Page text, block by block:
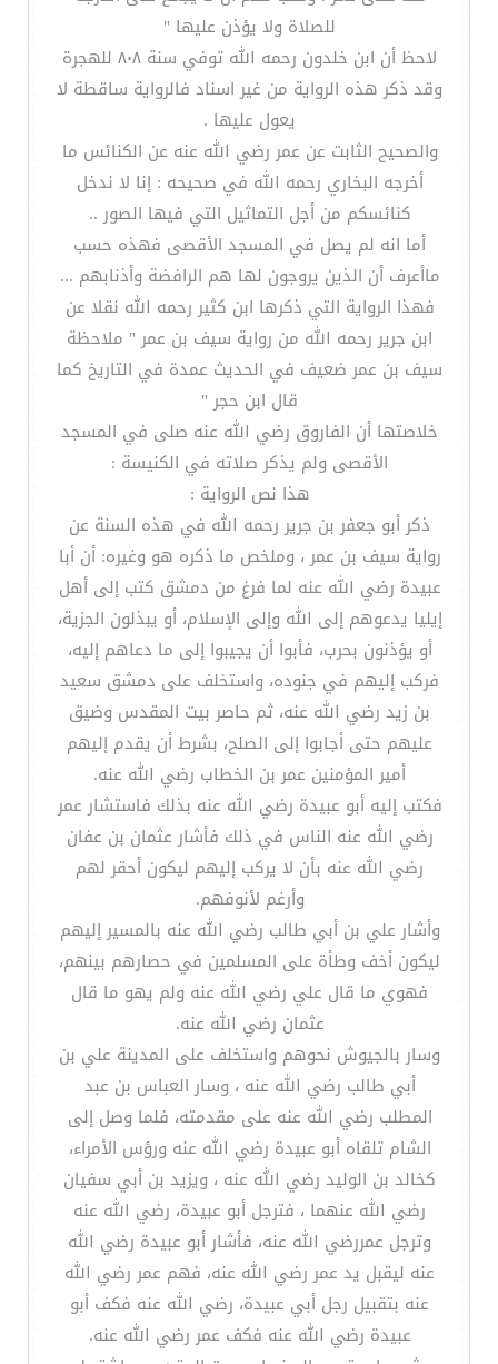
للصلاة ولا يؤذن عليها "
لاحظ أن ابن خلدون رحمه الله توفي سنة ٨٠٨ للهجرة
وقد ذكر هذه الرواية من غير اسناد فالرواية ساقطة لا
يعول عليها .
والصحيح الثابت عن عمر رضي الله عنه عن الكنائس ما
أخرجه البخاري رحمه الله في صحيحه : إنا لا ندخل
كنائسكم من أجل التماثيل التي فيها الصور ..
أما انه لم يصل في المسجد الأقصى فهذه حسب
ماأعرف أن الذين يروجون لها هم الرافضة وأذنابهم ...
فهذا الرواية التي ذكرها ابن كثير رحمه الله نقلا عن
ابن جرير رحمه الله من رواية سيف بن عمر " ملاحظة
سيف بن عمر ضعيف في الحديث عمدة في التاريخ كما
قال ابن حجر "
خلاصتها أن الفاروق رضي الله عنه صلى في المسجد
الأقصى ولم يذكر صلاته في الكنيسة :
هذا نص الرواية :
ذكر أبو جعفر بن جرير رحمه الله في هذه السنة عن
رواية سيف بن عمر ، وملخص ما ذكره هو وغيره: أن أبا
عبيدة رضي الله عنه لما فرغ من دمشق كتب إلى أهل
إيليا يدعوهم إلى الله وإلى الإسلام، أو يبذلون الجزية،
أو يؤذنون بحرب، فأبوا أن يجيبوا إلى ما دعاهم إليه،
فركب إليهم في جنوده، واستخلف على دمشق سعيد
بن زيد رضي الله عنه، ثم حاصر بيت المقدس وضيق
عليهم حتى أجابوا إلى الصلح، بشرط أن يقدم إليهم
أمير المؤمنين عمر بن الخطاب رضي الله عنه.
فكتب إليه أبو عبيدة رضي الله عنه بذلك فاستشار عمر
رضي الله عنه الناس في ذلك فأشار عثمان بن عفان
رضي الله عنه بأن لا يركب إليهم ليكون أحقر لهم
وأرغم لأنوفهم.
وأشار علي بن أبي طالب رضي الله عنه بالمسير إليهم
ليكون أخف وطأة على المسلمين في حصارهم بينهم،
فهوي ما قال علي رضي الله عنه ولم يهو ما قال
عثمان رضي الله عنه.
وسار بالجيوش نحوهم واستخلف على المدينة علي بن
أبي طالب رضي الله عنه ، وسار العباس بن عبد
المطلب رضي الله عنه على مقدمته، فلما وصل إلى
الشام تلقاه أبو عبيدة رضي الله عنه ورؤس الأمراء،
كخالد بن الوليد رضي الله عنه ، ويزيد بن أبي سفيان
رضي الله عنهما ، فترجل أبو عبيدة، رضي الله عنه
وترجل عمررضي الله عنه، فأشار أبو عبيدة رضي الله
عنه ليقبل يد عمر رضي الله عنه، فهم عمر رضي الله
عنه بتقبيل رجل أبي عبيدة، رضي الله عنه فكف أبو
عبيدة رضي الله عنه فكف عمر رضي الله عنه.